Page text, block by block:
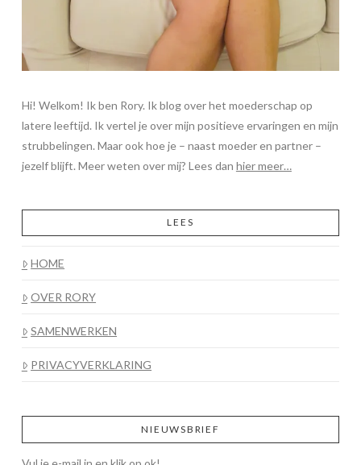
Hi! Welkom! Ik ben Rory. Ik blog over het moederschap op
latere leeftijd. Ik vertel je over mijn positieve ervaringen en mijn
strubbelingen. Maar ook hoe je – naast moeder en partner –
jezelf blijft. Meer weten over mij? Lees dan hier meer…
LEES
HOME
OVER RORY
SAMENWERKEN
PRIVACYVERKLARING
NIEUWSBRIEF